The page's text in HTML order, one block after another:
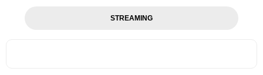
STREAMING